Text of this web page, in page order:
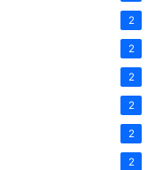
2
2
2
2
2
2